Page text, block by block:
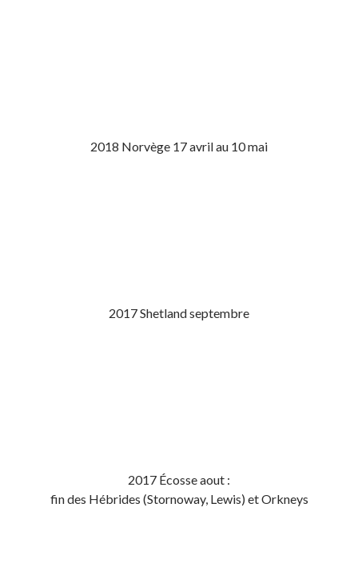
2018 Norvège 17 avril au 10 mai
2017 Shetland septembre
2017 Écosse aout :
fin des Hébrides (Stornoway, Lewis) et Orkneys